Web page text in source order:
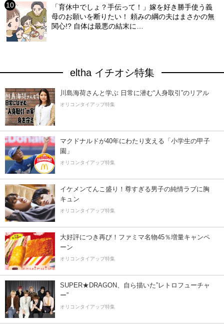
「育休中でしょ？手伝って！」嫁を好き勝手使う義
母のお願いを断りたい！ 頼みの綱の夫はまさかの無
関心!? 自体は最悪の結末に…
eltha イチオシ特集
川島海荷さんと学ぶ 日常に潜む“人身取引”のリアル
オリコンタイアップ特集
マクドナルドが40年にわたり支える「小学生の甲子
園」
オリコンタイアップ特集
イケメンてんこ盛り！尊すぎる男子の純情ラブに胸
キュン
オリコンタイアップ特集
大好評につき再び！ファミマ名物45％増量キャンペ
ーン
オリコンタイアップ特集
SUPER★DRAGON、自ら描いた”レトロフューチャ
ー”
オリコンタイアップ特集